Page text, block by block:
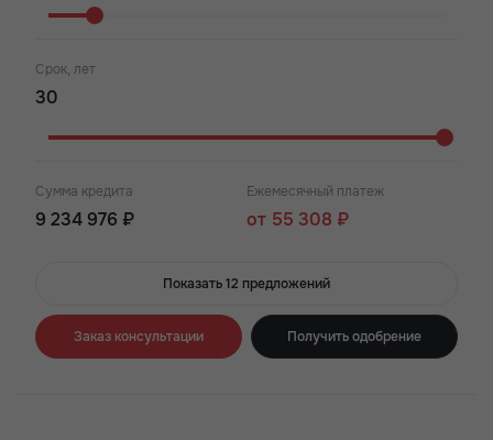
Срок, лет
Сумма кредита
9 234 976 ₽
Ежемесячный платеж
от 55 308 ₽
Показать 12 предложений
Заказ консультации Получить одобрение